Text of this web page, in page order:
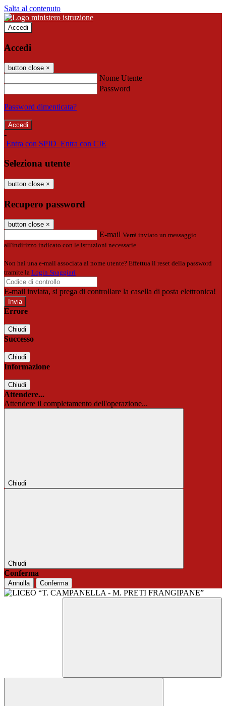
Salta al contenuto
Accedi
Accedi
button close ×
Nome Utente
Password
Password dimenticata?
-
Entra con SPID Entra con CIE
Seleziona utente
button close ×
Recupero password
button close ×
E-mail Verrà inviato un messaggio
all'indirizzo indicato con le istruzioni necessarie.
Non hai una e-mail associata al nome utente? Effettua il reset della password
tramite la Login Spaggiari
E-mail inviata, si prega di controllare la casella di posta elettronica!
Errore
Chiudi
Successo
Chiudi
Informazione
Chiudi
Attendere...
Attendere il completamento dell'operazione...
Chiudi
Chiudi
Conferma
Annulla Conferma